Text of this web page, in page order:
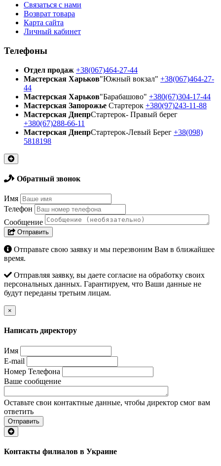
Связаться с нами
Возврат товара
Карта сайта
Личный кабинет
Телефоны
Отдел продаж +38(067)464-27-44
Мастерская Харьков"Южный вокзал" +38(067)464-27-
44
Мастерская Харьков"Барабашово" +380(67)304-17-44
Мастерская Запорожье Стартерок +380(97)243-11-88
Мастерская ДнепрСтартерок- Правый берег
+380(67)288-66-11
Мастерская ДнепрСтартерок-Левый Берег +38(098)
5818198
Обратный звонок
Имя
Телефон
Сообщение
Отправить
Отправьте свою заявку и мы перезвоним Вам в ближайшее
время.
Отправляя заявку, вы даете согласие на обработку своих
персональных данных. Гарантируем, что Ваши данные не
будут переданы третьим лицам.
×
Написать директору
Имя
E-mail
Номер Телефона
Ваше сообщение
Оставьте свои контактные данные, чтобы директор смог вам
ответить
Отправить
Контакты филиалов в Украине